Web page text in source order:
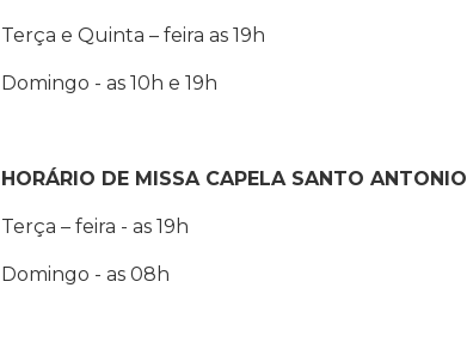
Terça e Quinta – feira as 19h
Domingo - as 10h e 19h
HORÁRIO DE MISSA CAPELA SANTO ANTONIO
Terça – feira - as 19h
Domingo - as 08h